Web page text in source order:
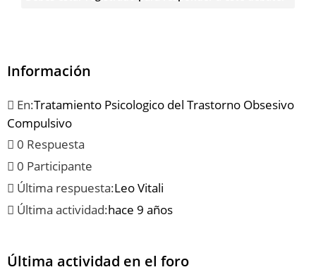
Información
En:Tratamiento Psicologico del Trastorno Obsesivo
Compulsivo
0 Respuesta
0 Participante
Última respuesta:Leo Vitali
Última actividad:hace 9 años
Última actividad en el foro